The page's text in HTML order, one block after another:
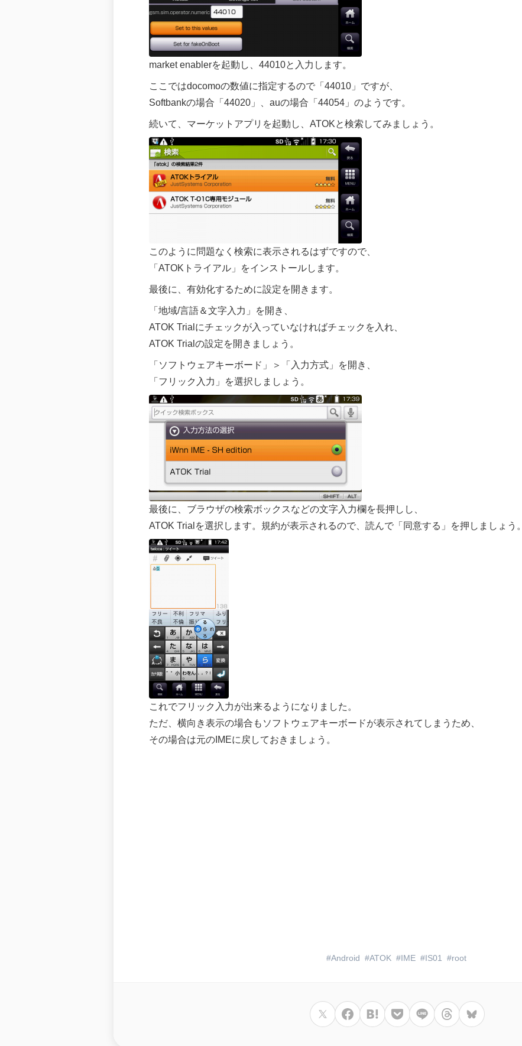
market enablerを起動し、44010と入力します。
ここではdocomoの数値に指定するので「44010」ですが、
Softbankの場合「44020」、auの場合「44054」のようです。
続いて、マーケットアプリを起動し、ATOKと検索してみましょう。
このように問題なく検索に表示されるはずですので、
「ATOKトライアル」をインストールします。
最後に、有効化するために設定を開きます。
「地域/言語＆文字入力」を開き、
ATOK Trialにチェックが入っていなければチェックを入れ、
ATOK Trialの設定を開きましょう。
「ソフトウェアキーボード」＞「入力方式」を開き、
「フリック入力」を選択しましょう。
最後に、ブラウザの検索ボックスなどの文字入力欄を長押しし、
ATOK Trialを選択します。規約が表示されるので、読んで「同意する」を押しましょう。
これでフリック入力が出来るようになりました。
ただ、横向き表示の場合もソフトウェアキーボードが表示されてしまうため、
その場合は元のIMEに戻しておきましょう。
Android ATOK IME IS01 root